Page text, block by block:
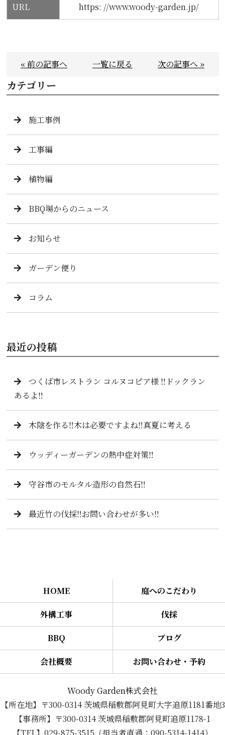
URL https: //www.woody-garden.jp/
« 前の記事へ 一覧に戻る 次の記事へ »
カテゴリー
施工事例
工事編
植物編
BBQ場からのニュース
お知らせ
ガーデン便り
コラム
最近の投稿
つくば市レストラン コルヌコピア様 ‼️ドックラン
あるよ‼️
木陰を作る‼️木は必要ですよね‼️真夏に考える
ウッディーガーデンの熱中症対策‼️
守谷市のモルタル造形の自然石‼️
最近竹の伐採‼️お問い合わせが多い‼️
HOME 庭へのこだわり
外構工事 伐採
BBQ ブログ
会社概要 お問い合わせ・予約
Woody Garden株式会社
【所在地】〒300-0314 茨城県稲敷郡阿見町大字追原1181番地3
【事務所】〒300-0314 茨城県稲敷郡阿見町追原1178-1
【TEL】029-875-3515（担当者直通：090-5314-1414）